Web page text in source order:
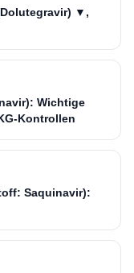
▼,
Wichtige
Kontrollen
Saquinavir):